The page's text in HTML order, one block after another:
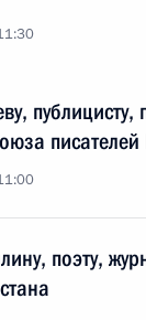
публицисту,
писателей
поэту,